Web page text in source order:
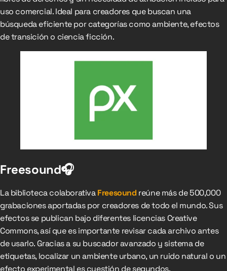
uso comercial. Ideal para creadores que buscan una
búsqueda eficiente por categorías como ambiente, efectos
de transición o ciencia ficción.
Freesound🎧
La biblioteca colaborativaFreesound reúne más de 500,000
grabaciones aportadas por creadores de todo el mundo. Sus
efectos se publican bajo diferentes licencias Creative
Commons, así que es importante revisar cada archivo antes
de usarlo. Gracias a su buscador avanzado y sistema de
etiquetas, localizar un ambiente urbano, un ruido natural o un
efecto experimental es cuestión de segundos.